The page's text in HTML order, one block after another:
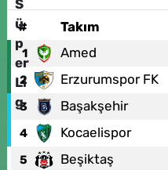
# Takım
1 Amed
2 Erzurumspor FK
3 Başakşehir
4 Kocaelispor
5 Beşiktaş